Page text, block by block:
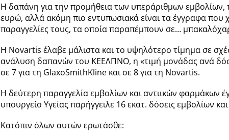
Η δαπάνη για την προμήθεια των υπεράριθμων εμβολίων,
ευρώ, αλλά ακόμη πιο εντυπωσιακά είναι τα έγγραφα που
παραγγελίες τους, τα οποία παραπέμπουν σε…
Η Novartis έλαβε μάλιστα και το υψηλότερο τίμημα σε
ανάλυση δαπανών του ΚΕΕΛΠΝΟ, η «τιμή μονάδας ανά
σε 7 για τη GlaxoSmithKline και σε 8 για τη Novartis.
Η δεύτερη παραγγελία εμβολίων και αντιικών φαρμάκων
υπουργείο Υγείας παρήγγειλε 16 εκατ. δόσεις εμβολίων
Κατόπιν όλων αυτών ερωτάσθε: